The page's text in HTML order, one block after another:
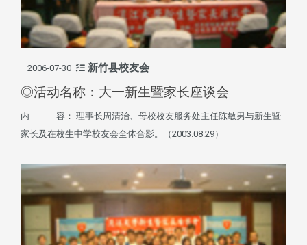
2006-07-30 新竹县校友会
◎活动名称：大一新生暨家长座谈会
内 容： 理事长周清治、母校校友服务处主任陈敏男与新生暨
家长及在校生中学校友会全体合影。（2003.08.29）